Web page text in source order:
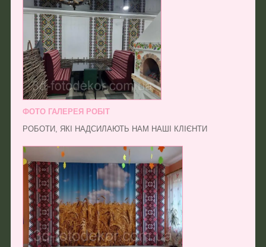
ФОТО ГАЛЕРЕЯ РОБІТ
РОБОТИ, ЯКІ НАДСИЛАЮТЬ НАМ НАШІ КЛІЄНТИ